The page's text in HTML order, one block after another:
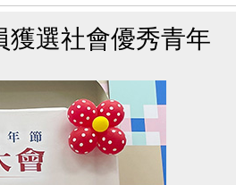
獲選社會優秀青年